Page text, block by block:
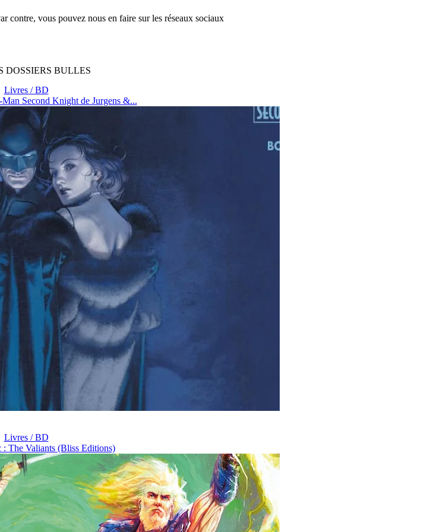
contre, vous pouvez nous en faire sur les réseaux sociaux
DOSSIERS BULLES
Livres / BD
Second Knight de Jurgens &...
Livres / BD
: The Valiants (Bliss Editions)